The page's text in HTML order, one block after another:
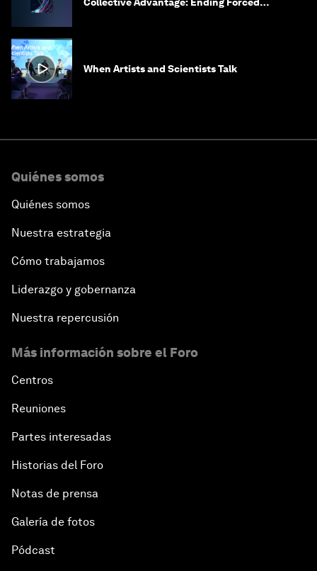
Collective Advantage: Ending Forced
When Artists and Scientists Talk
Quiénes somos
Quiénes somos
Nuestra estrategia
Cómo trabajamos
Liderazgo y gobernanza
Nuestra repercusión
Más información sobre el Foro
Centros
Reuniones
Partes interesadas
Historias del Foro
Notas de prensa
Galería de fotos
Pódcast